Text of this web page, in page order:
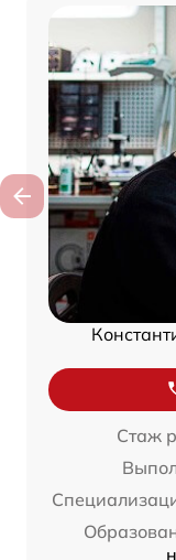
Стаж